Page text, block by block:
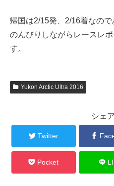
帰国は2/15発、2/16着なの
のんびりしながらレースレ
す。
Yukon Arctic Ultra 2016
シェ
Twitter
Pocket